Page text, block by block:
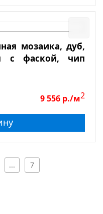
мозаика, дуб,
с фаской, чип
9 556 р./м2
... 7